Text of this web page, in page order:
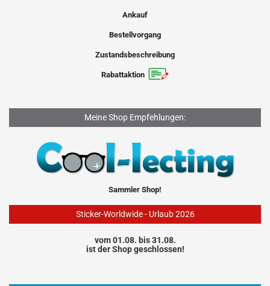
Ankauf
Bestellvorgang
Zustandsbeschreibung
Rabattaktion
Meine Shop Empfehlungen:
Sammler Shop!
Sticker-Worldwide - Urlaub 2026
vom 01.08. bis 31.08.
ist der Shop geschlossen!